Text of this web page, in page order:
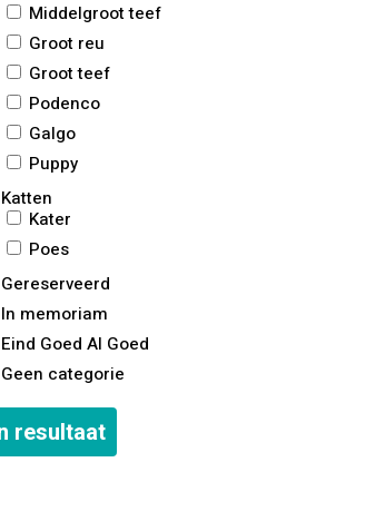
Middelgroot teef
Groot reu
Groot teef
Podenco
Galgo
Puppy
Katten
Kater
Poes
Gereserveerd
In memoriam
Eind Goed Al Goed
Geen categorie